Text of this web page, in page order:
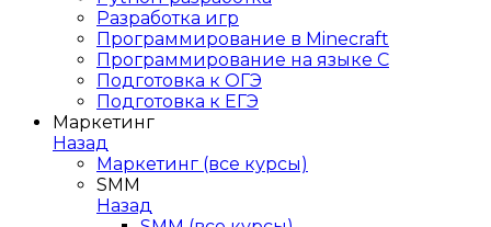
Разработка игр
Программирование в Minecraft
Программирование на языке C
Подготовка к ОГЭ
Подготовка к ЕГЭ
Маркетинг
Назад
Маркетинг (все курсы)
SMM
Назад